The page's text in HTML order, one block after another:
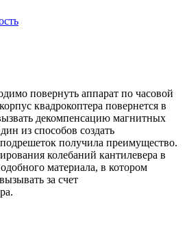
повернуть аппарат по часовой
квадрокоптера повернется в
декомпенсацию магнитных
из способов создать
получила преимущество.
колебаний кантилевера в
материала, в котором
за счет